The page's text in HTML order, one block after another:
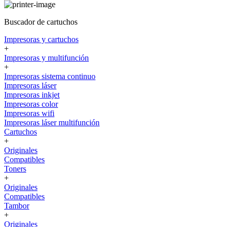
Buscador de cartuchos
Impresoras y cartuchos
+
Impresoras y multifunción
+
Impresoras sistema continuo
Impresoras láser
Impresoras inkjet
Impresoras color
Impresoras wifi
Impresoras láser multifunción
Cartuchos
+
Originales
Compatibles
Toners
+
Originales
Compatibles
Tambor
+
Originales